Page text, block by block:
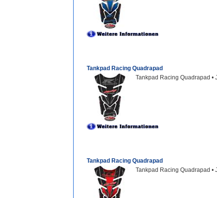
Tankpad Racing Quadrapad
Tankpad Racing Quadrapad •
Tankpad Racing Quadrapad
Tankpad Racing Quadrapad •